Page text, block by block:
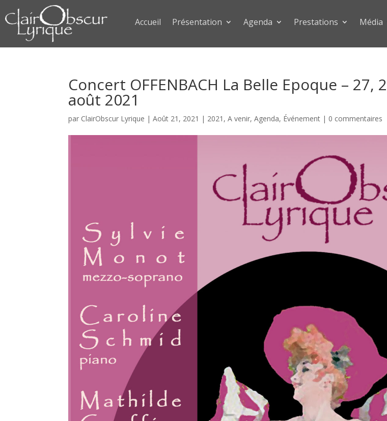
Accueil Présentation Agenda Prestations Média
Concert OFFENBACH La Belle Epoque – 27,
août 2021
par ClairObscur Lyrique |Août 21, 2021 | 2021 ,A venir,Agenda, Événement | 0 commentaires